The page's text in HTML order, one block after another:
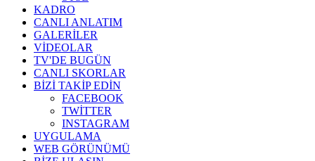
KADRO
CANLI ANLATIM
GALERİLER
VİDEOLAR
TV'DE BUGÜN
CANLI SKORLAR
BİZİ TAKİP EDİN
FACEBOOK
TWİTTER
INSTAGRAM
UYGULAMA
WEB GÖRÜNÜMÜ